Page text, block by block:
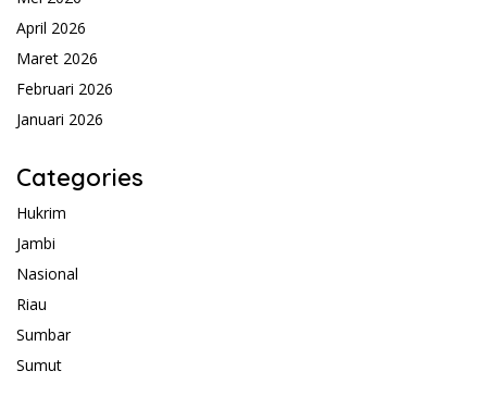
April 2026
Maret 2026
Februari 2026
Januari 2026
Categories
Hukrim
Jambi
Nasional
Riau
Sumbar
Sumut